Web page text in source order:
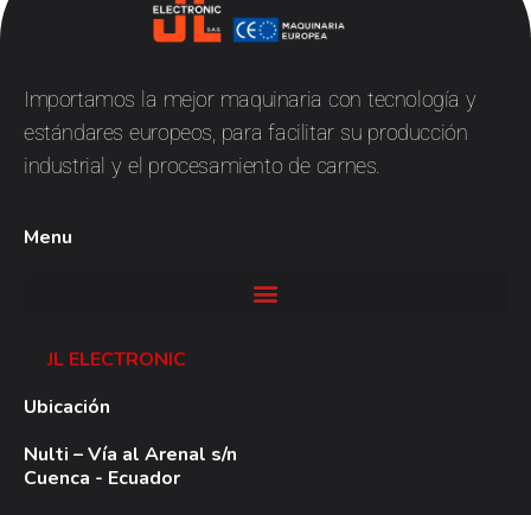
Importamos la mejor maquinaria con tecnología y
estándares europeos, para facilitar su producción
industrial y el procesamiento de carnes.
Menu
JL ELECTRONIC
Ubicación
Nulti – Vía al Arenal s/n
Cuenca - Ecuador